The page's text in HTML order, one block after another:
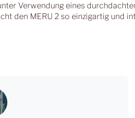
Verwendung eines
den MERU 2 so einzigartig und